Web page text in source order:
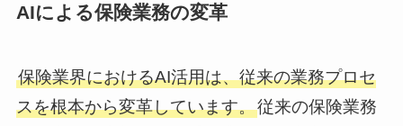
AIによる保険業務の変革
保険業界におけるAI活用は、従来の業務プロセ
スを根本から変革しています。従来の保険業務